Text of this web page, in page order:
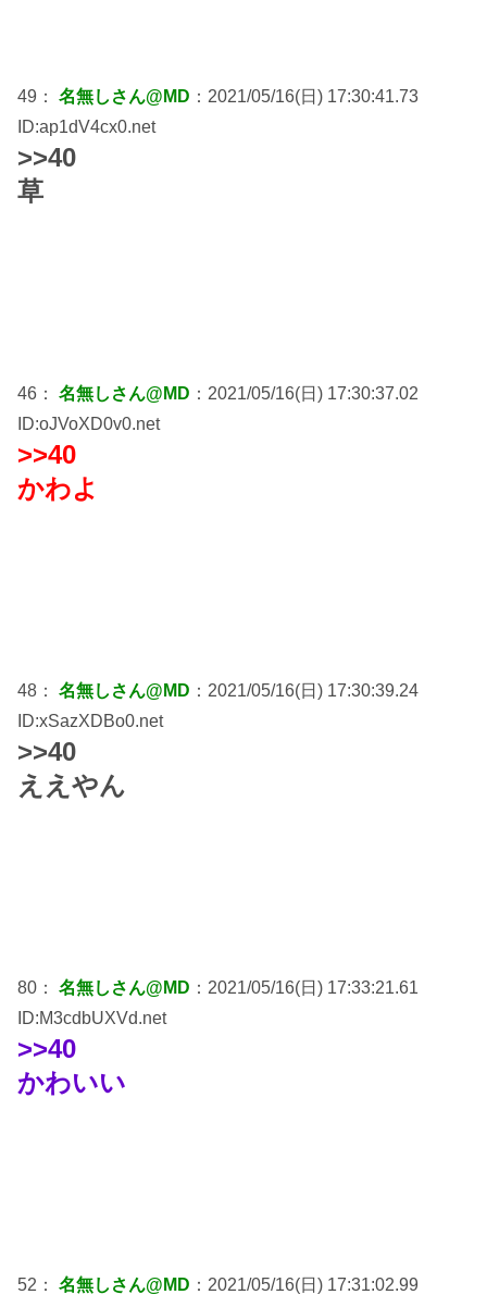
49： 名無しさん@MD ：2021/05/16(日) 17:30:41.73
ID:ap1dV4cx0.net
>>40
草
46： 名無しさん@MD ：2021/05/16(日) 17:30:37.02
ID:oJVoXD0v0.net
>>40
かわよ
48： 名無しさん@MD ：2021/05/16(日) 17:30:39.24
ID:xSazXDBo0.net
>>40
ええやん
80： 名無しさん@MD ：2021/05/16(日) 17:33:21.61
ID:M3cdbUXVd.net
>>40
かわいい
52： 名無しさん@MD ：2021/05/16(日) 17:31:02.99